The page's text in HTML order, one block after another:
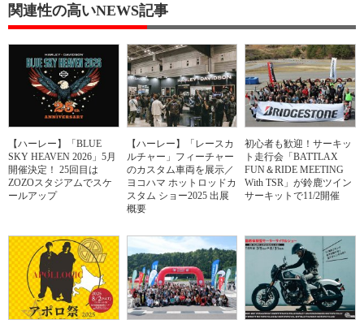
関連性の高いNEWS記事
【ハーレー】「BLUE
SKY HEAVEN 2026」5月
開催決定！ 25回目は
ZOZOスタジアムでスケ
ールアップ
【ハーレー】「レースカ
ルチャー」フィーチャー
のカスタム車両を展示／
ヨコハマ ホットロッドカ
スタム ショー2025 出展
概要
初心者も歓迎！サーキッ
ト走行会「BATTLAX
FUN＆RIDE MEETING
With TSR」が鈴鹿ツイン
サーキットで11/2開催